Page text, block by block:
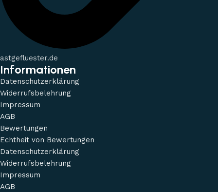
astgefluester.de
Informationen
Datenschutzerklärung
Widerrufsbelehrung
Impressum
AGB
Bewertungen
Echtheit von Bewertungen
Datenschutzerklärung
Widerrufsbelehrung
Impressum
AGB